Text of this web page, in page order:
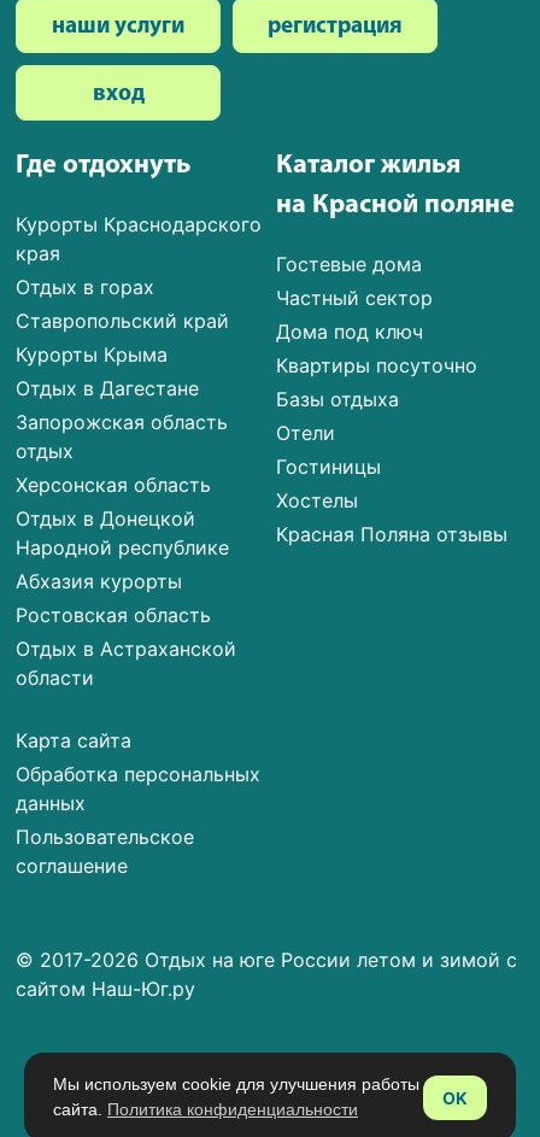
Где отдохнуть
Курорты Краснодарского
края
Отдых в горах
Ставропольский край
Курорты Крыма
Отдых в Дагестане
Запорожская область
отдых
Херсонская область
Отдых в Донецкой
Народной республике
Абхазия курорты
Ростовская область
Отдых в Астраханской
области
Карта сайта
Обработка персональных
данных
Пользовательское
соглашение
Каталог жилья
на Красной поляне
Гостевые дома
Частный сектор
Дома под ключ
Квартиры посуточно
Базы отдыха
Отели
Гостиницы
Хостелы
Красная Поляна отзывы
наши услуги регистрация
вход
© 2017-2026 Отдых на юге России летом и зимой с
сайтом Наш-Юг.ру
Мы используем cookie для улучшения работы
сайта. Политика конфиденциальности
OK